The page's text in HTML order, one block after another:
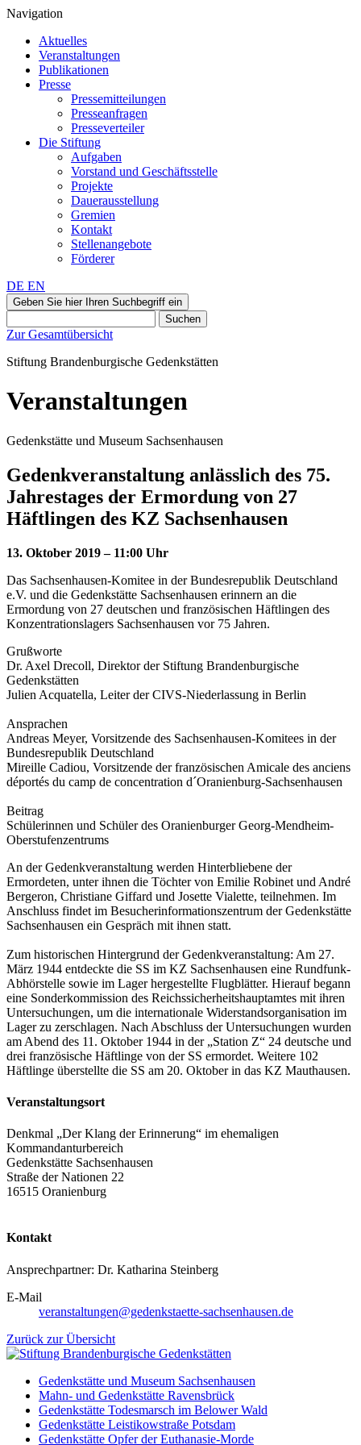
Navigation
Aktuelles
Veranstaltungen
Publikationen
Presse
Pressemitteilungen
Presseanfragen
Presseverteiler
Die Stiftung
Aufgaben
Vorstand und Geschäftsstelle
Projekte
Dauerausstellung
Gremien
Kontakt
Stellenangebote
Förderer
DE EN
Geben Sie hier Ihren Suchbegriff ein
Suchen
Zur Gesamtübersicht
Stiftung Brandenburgische Gedenkstätten
Veranstaltungen
Gedenkstätte und Museum Sachsenhausen
Gedenkveranstaltung anlässlich des 75.
Jahrestages der Ermordung von 27
Häftlingen des KZ Sachsenhausen
13. Oktober 2019 – 11:00 Uhr
Das Sachsenhausen-Komitee in der Bundesrepublik Deutschland
e.V. und die Gedenkstätte Sachsenhausen erinnern an die
Ermordung von 27 deutschen und französischen Häftlingen des
Konzentrationslagers Sachsenhausen vor 75 Jahren.
Grußworte
Dr. Axel Drecoll, Direktor der Stiftung Brandenburgische
Gedenkstätten
Julien Acquatella, Leiter der CIVS-Niederlassung in Berlin
Ansprachen
Andreas Meyer, Vorsitzende des Sachsenhausen-Komitees in der
Bundesrepublik Deutschland
Mireille Cadiou, Vorsitzende der französischen Amicale des anciens
déportés du camp de concentration d´Oranienburg-Sachsenhausen
Beitrag
Schülerinnen und Schüler des Oranienburger Georg-Mendheim-
Oberstufenzentrums
An der Gedenkveranstaltung werden Hinterbliebene der
Ermordeten, unter ihnen die Töchter von Emilie Robinet und André
Bergeron, Christiane Giffard und Josette Vialette, teilnehmen. Im
Anschluss findet im Besucherinformationszentrum der Gedenkstätte
Sachsenhausen ein Gespräch mit ihnen statt.
Zum historischen Hintergrund der Gedenkveranstaltung: Am 27.
März 1944 entdeckte die SS im KZ Sachsenhausen eine Rundfunk-
Abhörstelle sowie im Lager hergestellte Flugblätter. Hierauf begann
eine Sonderkommission des Reichssicherheitshauptamtes mit ihren
Untersuchungen, um die internationale Widerstandsorganisation im
Lager zu zerschlagen. Nach Abschluss der Untersuchungen wurden
am Abend des 11. Oktober 1944 in der „Station Z“ 24 deutsche und
drei französische Häftlinge von der SS ermordet. Weitere 102
Häftlinge überstellte die SS am 20. Oktober in das KZ Mauthausen.
Veranstaltungsort
Denkmal „Der Klang der Erinnerung“ im ehemaligen
Kommandanturbereich
Gedenkstätte Sachsenhausen
Straße der Nationen 22
16515 Oranienburg
Kontakt
Ansprechpartner: Dr. Katharina Steinberg
E-Mail
veranstaltungen@gedenkstaette-sachsenhausen.de
Zurück zur Übersicht
Gedenkstätte und Museum Sachsenhausen
Mahn- und Gedenkstätte Ravensbrück
Gedenkstätte Todesmarsch im Belower Wald
Gedenkstätte Leistikowstraße Potsdam
Gedenkstätte Opfer der Euthanasie-Morde